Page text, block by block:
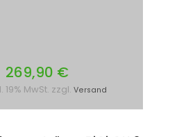
269,90 €
19% MwSt. zzgl. Versand